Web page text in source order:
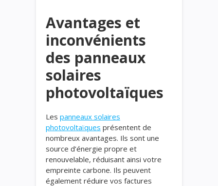
Avantages et
inconvénients
des panneaux
solaires
photovoltaïques
Les panneaux solaires
photovoltaïques présentent de
nombreux avantages. Ils sont une
source d’énergie propre et
renouvelable, réduisant ainsi votre
empreinte carbone. Ils peuvent
également réduire vos factures